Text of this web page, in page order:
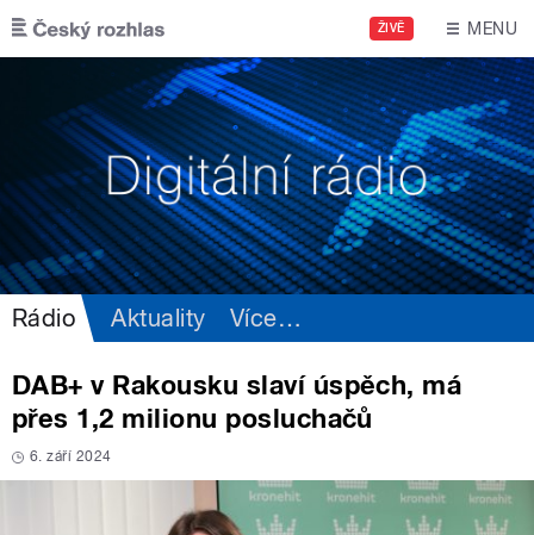
Přejít k hlavnímu obsahu
ŽIVĚ MENU
Rádio Aktuality Více…
DAB+ v Rakousku slaví úspěch, má
přes 1,2 milionu posluchačů
6. září 2024